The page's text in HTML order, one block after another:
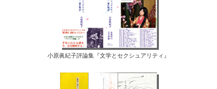
小原眞紀子評論集『文学とセクシュアリティ』